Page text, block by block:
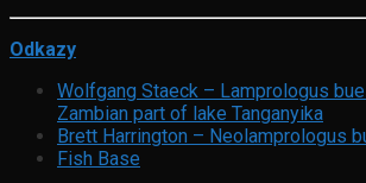
Odkazy
Wolfgang Staeck – Lamprologus
Zambian part of lake Tanganyika
Brett Harrington – Neolamprologus
Fish Base